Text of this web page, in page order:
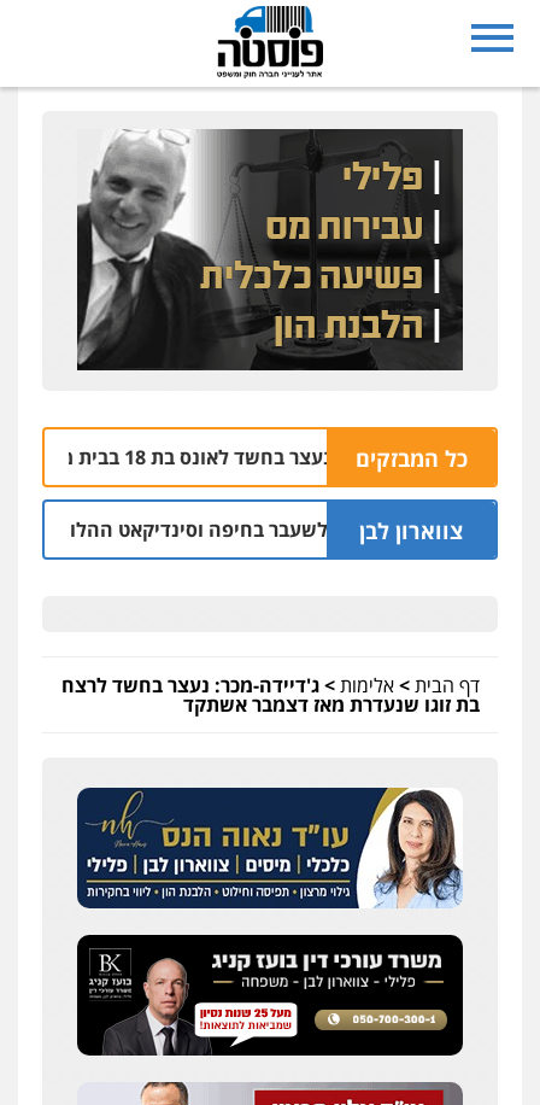
כל המבזקים
בת ים: בן 51 נעצר בחשד לאונס בת 18 בבית מלון 06.08 | 21:59
צווארון לבן
אישום: יו"ר ש"ס לשעבר בחיפה וסינדיקאט ההלוואות של
דף הבית>אלימות>ג'דיידה-מכר: נעצר בחשד לרצח
בת זוגו שנעדרת מאז דצמבר אשתקד